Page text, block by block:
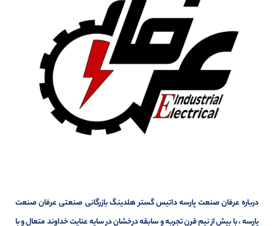
درباره عرفان صنعت پارسه داتیس گستر هلدینگ بازرگانی صنعتی عرفان صنعت
پارسه ، با بیش از نیم قرن تجربه و سابقه درخشان در سایه عنایت خداوند متعال و با